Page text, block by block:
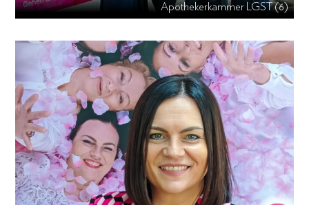
Apothekerkammer LGST (6)